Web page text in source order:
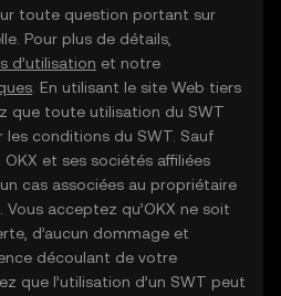
toute question portant sur
Pour plus de détails,
d’utilisation et notre
. En utilisant le site Web tiers
que toute utilisation du SWT
conditions du SWT. Sauf
et ses sociétés affiliées
cas associées au propriétaire
Vous acceptez qu’OKX ne soit
d’aucun dommage et
découlant de votre
que l’utilisation d’un SWT peut